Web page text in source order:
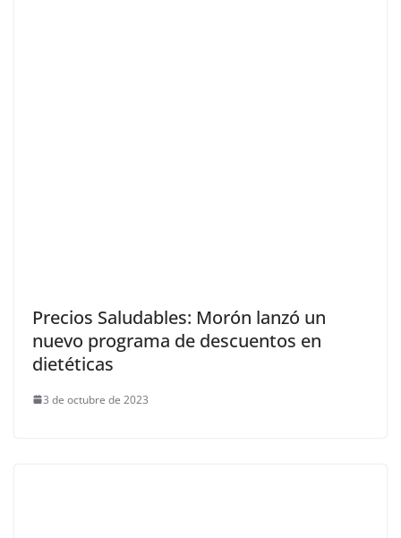
Precios Saludables: Morón lanzó un
nuevo programa de descuentos en
dietéticas
3 de octubre de 2023